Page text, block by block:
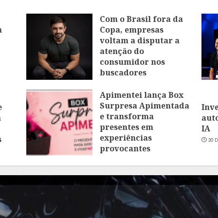
Com o Brasil fora da
Copa, empresas
voltam a disputar a
atenção do
consumidor nos
buscadores
Apimentei lança Box
Surpresa Apimentada
e transforma
presentes em
experiências
provocantes
IA
20